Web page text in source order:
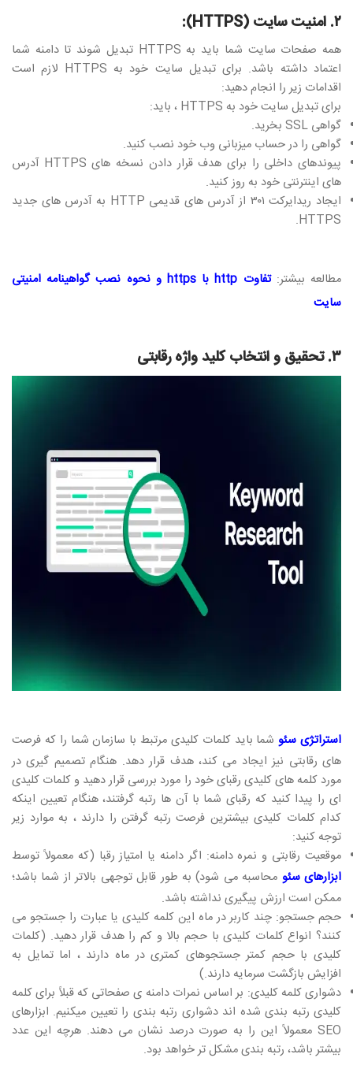
۲. امنیت سایت (HTTPS):
همه صفحات سایت شما باید به HTTPS تبدیل شوند تا دامنه شما
اعتماد داشته باشد. برای تبدیل سایت خود به HTTPS لازم است
اقدامات زیر را انجام دهید:
برای تبدیل سایت خود به HTTPS ، باید:
گواهی SSL بخرید.
گواهی را در حساب میزبانی وب خود نصب کنید.
پیوندهای داخلی را برای هدف قرار دادن نسخه های HTTPS آدرس
های اینترنتی خود به روز کنید.
ایجاد ریدایرکت ۳۰۱ از آدرس های قدیمی HTTP به آدرس های جدید
HTTPS.
مطالعه بیشتر:
تفاوت http با https و نحوه نصب گواهینامه امنیتی
سایت​
۳. تحقیق و انتخاب کلید واژه رقابتی
استراتژی سئوشما باید کلمات کلیدی مرتبط با سازمان شما را که فرصت
های رقابتی نیز ایجاد می کند، هدف قرار دهد. هنگام تصمیم گیری در
مورد کلمه های کلیدی رقبای خود را مورد بررسی قرار دهید و کلمات کلیدی
ای را پیدا کنید که رقبای شما با آن ها رتبه گرفتند، هنگام تعیین اینکه
کدام کلمات کلیدی بیشترین فرصت رتبه گرفتن را دارند ، به موارد زیر
توجه کنید:
موقعیت رقابتی و نمره دامنه: اگر دامنه یا امتیاز رقبا (که معمولاً توسط
ابزارهای سئو محاسبه می شود) به طور قابل توجهی بالاتر از شما باشد؛
ممکن است ارزش پیگیری نداشته باشد.
حجم جستجو: چند کاربر در ماه این کلمه کلیدی یا عبارت را جستجو می
کنند؟ انواع کلمات کلیدی با حجم بالا و کم را هدف قرار دهید. (کلمات
کلیدی با حجم کمتر جستجوهای کمتری در ماه دارند ، اما تمایل به
افزایش بازگشت سرمایه دارند.)
دشواری کلمه کلیدی: بر اساس نمرات دامنه ی صفحاتی که قبلاً برای کلمه
کلیدی رتبه بندی شده اند دشواری رتبه بندی را تعیین میکنیم. ابزارهای
SEO معمولاً این را به صورت درصد نشان می دهند. هرچه این عدد
بیشتر باشد، رتبه بندی مشکل تر خواهد بود.